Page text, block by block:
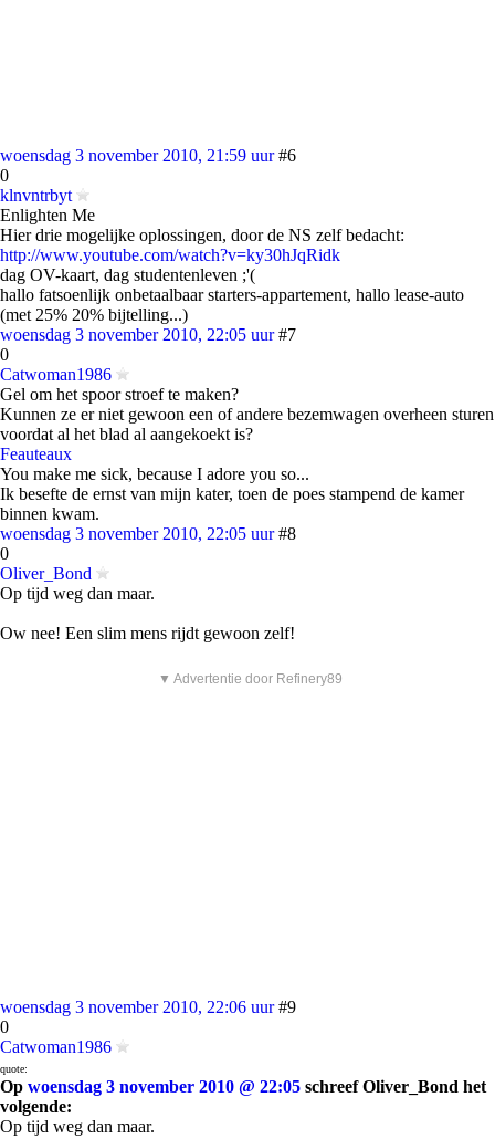
woensdag 3 november 2010, 21:59 uur #6
0
klnvntrbyt
Enlighten Me
Hier drie mogelijke oplossingen, door de NS zelf bedacht:
http://www.youtube.com/watch?v=ky30hJqRidk
dag OV-kaart, dag studentenleven ;'(
hallo fatsoenlijk onbetaalbaar starters-appartement, hallo lease-auto
(met 25% 20% bijtelling...)
woensdag 3 november 2010, 22:05 uur #7
0
Catwoman1986
Gel om het spoor stroef te maken?
Kunnen ze er niet gewoon een of andere bezemwagen overheen sturen
voordat al het blad al aangekoekt is?
Feauteaux
You make me sick, because I adore you so...
Ik besefte de ernst van mijn kater, toen de poes stampend de kamer
binnen kwam.
woensdag 3 november 2010, 22:05 uur #8
0
Oliver_Bond
Op tijd weg dan maar.
Ow nee! Een slim mens rijdt gewoon zelf!
▼ Advertentie door Refinery89
woensdag 3 november 2010, 22:06 uur #9
0
Catwoman1986
quote:
Op woensdag 3 november 2010 @ 22:05 schreef Oliver_Bond het
volgende:
Op tijd weg dan maar.